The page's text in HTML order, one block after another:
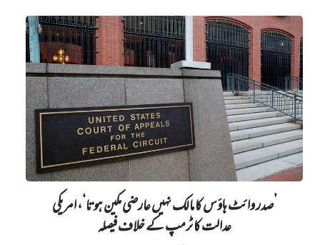
’صدر وائٹ ہاؤس کا مالک نہیں‌ عارضی مکین ہوتا‘، امریکی
عدالت کا ٹرمپ کے خلاف فیصلہ